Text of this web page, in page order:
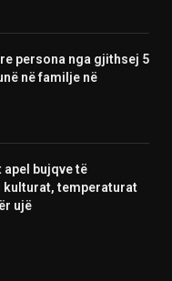
persona nga gjithsej 5
në familje në
bujqve të
kulturat, temperaturat
ujë